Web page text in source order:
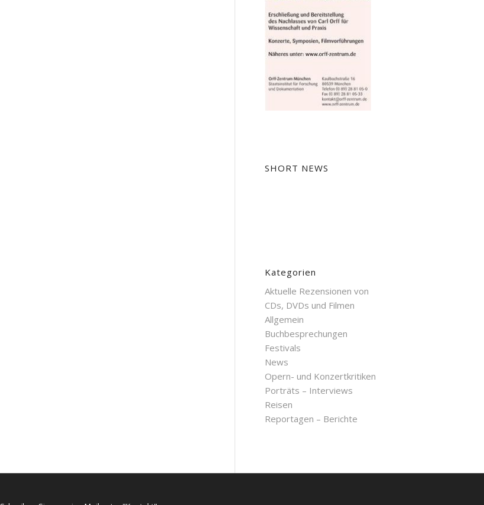
SHORT NEWS
Kategorien
Aktuelle Rezensionen von
CDs, DVDs und Filmen
Allgemein
Buchbesprechungen
Festivals
News
Opern- und Konzertkritiken
Porträts – Interviews
Reisen
Reportagen – Berichte